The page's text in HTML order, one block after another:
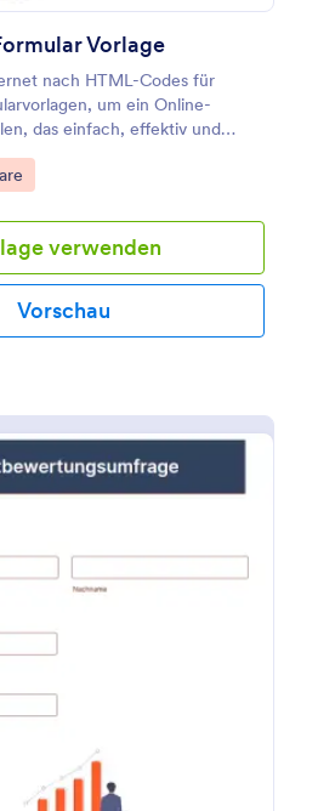
Vorlage
nach HTML-Codes für
um ein Online-
das einfach, effektiv und
verwenden
Vorschau